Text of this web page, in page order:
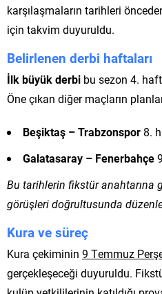
karşılaşmaların tarihleri
için takvim duyuruldu.
Belirlenen derbi haftaları
İlk büyük derbi bu sezon 4.
Öne çıkan diğer maçların
Beşiktaş – Trabzonspor 8.
Galatasaray – Fenerbahçe
Bu tarihlerin fikstür anahtarına
görüşleri doğrultusunda
Kura ve süreç
Kura çekiminin 9 Temmuz
gerçekleşeceği duyuruldu.